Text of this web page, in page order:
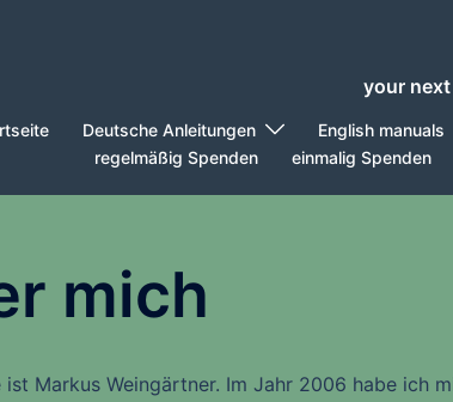
your
Deutsche Anleitungen English manuals
regelmäßig Spenden
einmalig Spenden
mich
ist Markus Weingärtner. Im Jahr 2006 habe ich